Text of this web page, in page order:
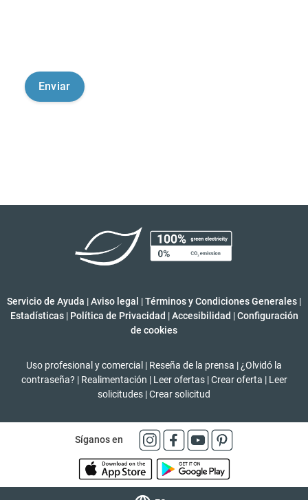
Servicio de Ayuda |Aviso legal |Términos y Condiciones Generales |
Estadísticas | Política de Privacidad | Accesibilidad | Configuración
de cookies
Uso profesional y comercial | Reseña de la prensa | ¿Olvidó la
contraseña? | Realimentación | Leer ofertas | Crear oferta | Leer
solicitudes |Crear solicitud
Síganos en